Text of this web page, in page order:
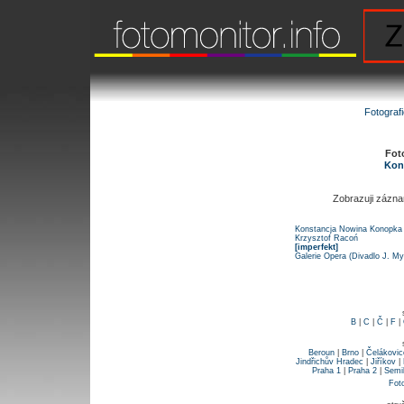
Zobrazuji
Konstancja Nowina Konopka
Krzysztof Racoń
[imperfekt]
Galerie Opera (Divadlo J.
B
C Č F
Beroun| Brno|
Jindřichův Hradec
Jiříkov
Praha 1
Praha 2